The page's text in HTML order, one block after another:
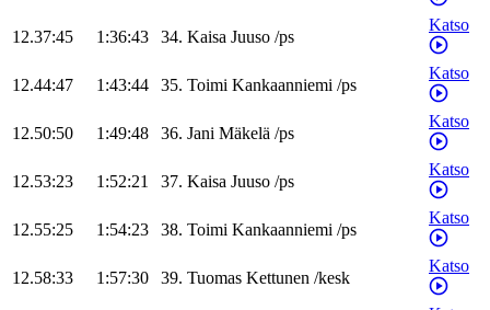
12.37:45 1:36:43 34. Kaisa Juuso /ps
Katso
12.44:47 1:43:44 35. Toimi Kankaanniemi /ps
Katso
12.50:50 1:49:48 36. Jani Mäkelä /ps
Katso
12.53:23 1:52:21 37. Kaisa Juuso /ps
Katso
12.55:25 1:54:23 38. Toimi Kankaanniemi /ps
Katso
12.58:33 1:57:30 39. Tuomas Kettunen /kesk
Katso